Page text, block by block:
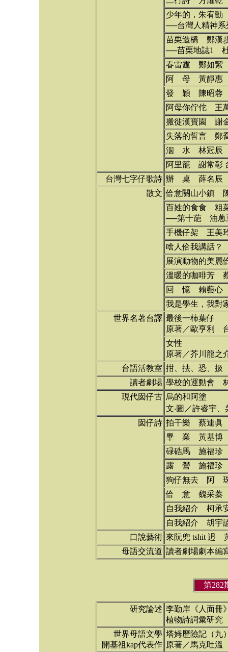
少年的，朱宥勳
──台灣人精神
苗栗造橋 鄭漢
──苗栗地誌1
春雷霆 鄭如絜
阿 母 黃靜惠
發 穎 陳昭蓉
阿母你佇佗 王
搬徙漢寶園 謝
失落的誓言 鄭
泅 水 林冠辰
阿里籠 謝常彰
台灣七字仔歌詩 辦 桌 薛名辰
散文 佮意關山小鎮
百姓的食食 粗
──第十葩 油蔥
手機仔架 王美
啥人佮我講話
展演動物的美
溫暖的咖啡芳
回 憶 賴藝心
我是學生，我
世界名著台譯 最後一柿葉仔
原著／歐亨利
女性
原著／芥川龍
台語活教室 拑、抾、恐、扱
讀者劇場 學校的運動會
現代囡仔古 烏的和阿塗
文‧圖／許睿宇
囡仔詩 拍干樂 蔡連眞
畢 業 黃基博
碌硞馬 施福珍
露 營 施福珍
狗仔無去 阿
佮 意 魏采蓁
自我紹介 柯承
自我紹介 胡宇
口說藝術 來阮兜 tshit 迌
母語交流道 讀者劇場劇本
第282
研究論述 李勤岸《人面冊
植物詩詞彙研究
世界母語文學
開基祖kap代表作
塔姆歷險記（九
原著／馬克吐